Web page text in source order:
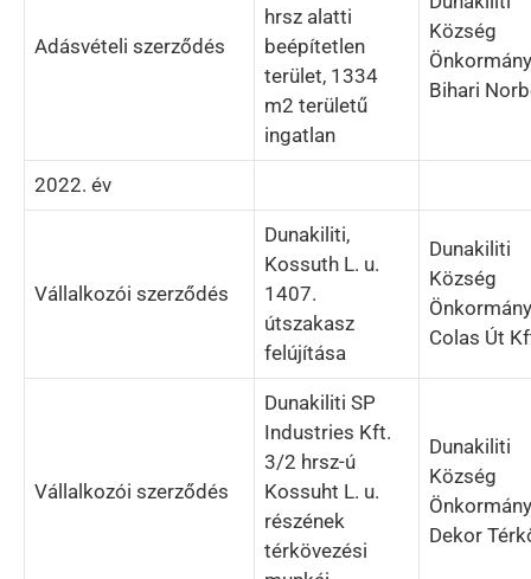
Adásvételi szerződés
hrsz alatti
beépítetlen
terület, 1334
m2 területű
ingatlan
Község
Bihari
2022. év
Vállalkozói szerződés
Dunakiliti,
Kossuth L. u.
1407.
útszakasz
felújítása
Dunakiliti
Község
Colas Út
Vállalkozói szerződés
Dunakiliti SP
Industries Kft.
3/2 hrsz-ú
Kossuht L. u.
részének
térkövezési
Dunakiliti
Község
Dekor